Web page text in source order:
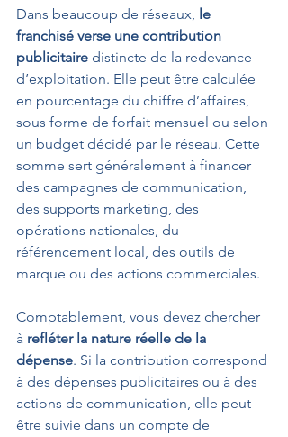
Dans beaucoup de réseaux, le
franchisé verse une contribution
publicitaire distincte de la redevance
d’exploitation. Elle peut être calculée
en pourcentage du chiffre d’affaires,
sous forme de forfait mensuel ou selon
un budget décidé par le réseau. Cette
somme sert généralement à financer
des campagnes de communication,
des supports marketing, des
opérations nationales, du
référencement local, des outils de
marque ou des actions commerciales.
Comptablement, vous devez chercher
à refléter la nature réelle de la
dépense. Si la contribution correspond
à des dépenses publicitaires ou à des
actions de communication, elle peut
être suivie dans un compte de